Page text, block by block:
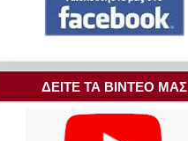
ΔΕΙΤΕ ΤΑ ΒΙΝΤΕΟ ΜΑΣ